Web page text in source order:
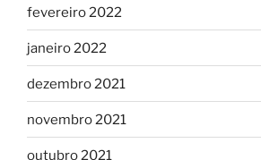
fevereiro 2022
janeiro 2022
dezembro 2021
novembro 2021
outubro 2021